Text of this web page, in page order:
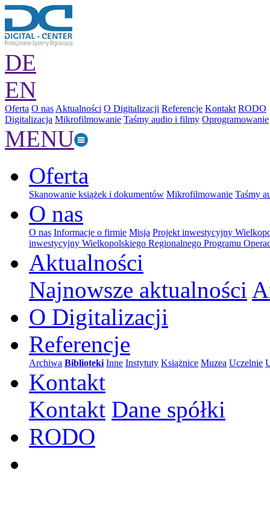
DE
EN
Oferta O nas Aktualności O Digitalizacji Referencje Kontakt RODO
Digitalizacja Mikrofilmowanie Taśmy audio i filmy Oprogramowanie
MENU
Oferta
Skanowanie książek i dokumentów Mikrofilmowanie Taśmy
O nas
O nas Informacje o firmie Misja Projekt inwestycyjny
inwestycyjny Wielkopolskiego Regionalnego Programu
Aktualności
Najnowsze aktualności
O Digitalizacji
Referencje
Archiwa Biblioteki Inne Instytuty Książnice Muzea Uczelnie
Kontakt
Kontakt Dane spółki
RODO